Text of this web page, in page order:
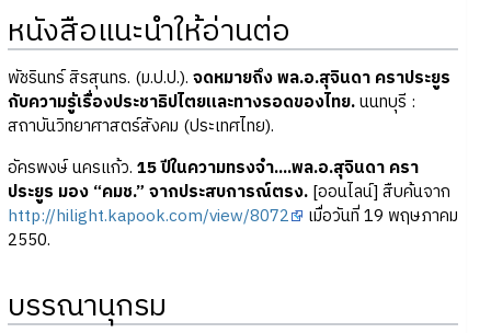
หนังสือแนะนำให้อ่านต่อ
พัชรินทร์ สิรสุนทร. (ม.ป.ป.). จดหมายถึง พล.อ.สุจินดา คราประยูร
กับความรู้เรื่องประชาธิปไตยและทางรอดของไทย.นนทบุรี :
สถาบันวิทยาศาสตร์สังคม (ประเทศไทย).
อัครพงษ์ นครแก้ว. 15 ปีในความทรงจำ....พล.อ.สุจินดา ครา
ประยูร มอง “คมช.” จากประสบการณ์ตรง.[ออนไลน์] สืบค้นจาก
http://hilight.kapook.com/view/8072
เมื่อวันที่ 19 พฤษภาคม
2550.
บรรณานุกรม